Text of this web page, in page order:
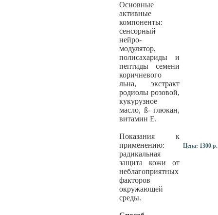
Основные
активные
компоненты:
сенсорный
нейро-
модулятор,
полисахариды и
пептиды семени
коричневого
льна, экстракт
родиолы розовой,
кукурузное
масло, ß- глюкан,
витамин Е.
Показания к
применению:
радикальная
защита кожи от
неблагоприятных
факторов
окружающей
среды.
Цена: 1300 р.